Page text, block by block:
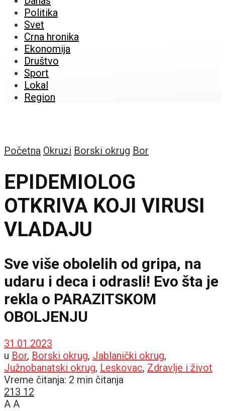
Politika
Svet
Crna hronika
Ekonomija
Društvo
Sport
Lokal
Region
Početna Okruzi Borski okrug Bor
EPIDEMIOLOG
OTKRIVA KOJI VIRUSI
VLADAJU
Sve više obolelih od gripa, na
udaru i deca i odrasli! Evo šta je
rekla o PARAZITSKOM
OBOLJENJU
31.01.2023
u Bor, Borski okrug, Jablanički okrug,
Južnobanatski okrug, Leskovac, Zdravlje i život
Vreme čitanja: 2 min čitanja
213 12
A A